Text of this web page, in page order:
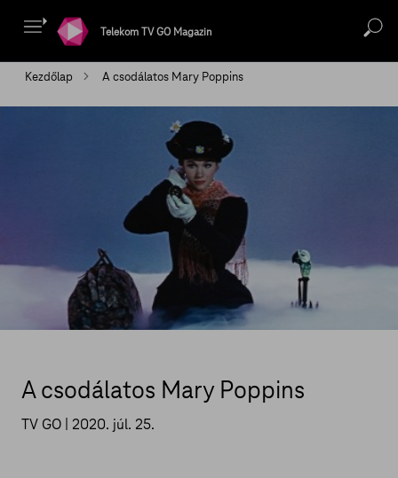
Telekom TV GO Magazin
Kezdőlap A csodálatos Mary Poppins
A csodálatos Mary Poppins
TV GO | 2020. júl. 25.